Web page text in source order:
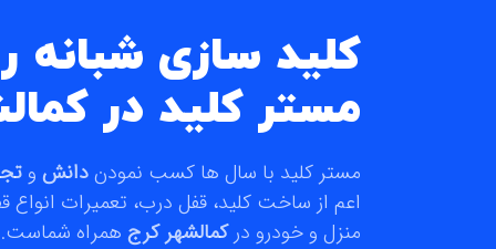
کلید سازی شبانه
مستر کلید در
مستر کلید با سال ها کسب نمودندانش و
اعم از ساخت کلید، قفل درب، تعمیرات انواع
منزل و خودرو درکمالشهر کرج همراه شماست.